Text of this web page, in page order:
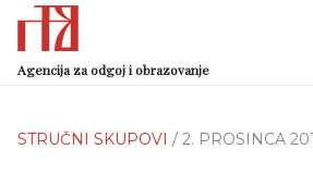
Agencija za odgoj i obrazovanje
STRUČNI SKUPOVI / 2. PROSINCA